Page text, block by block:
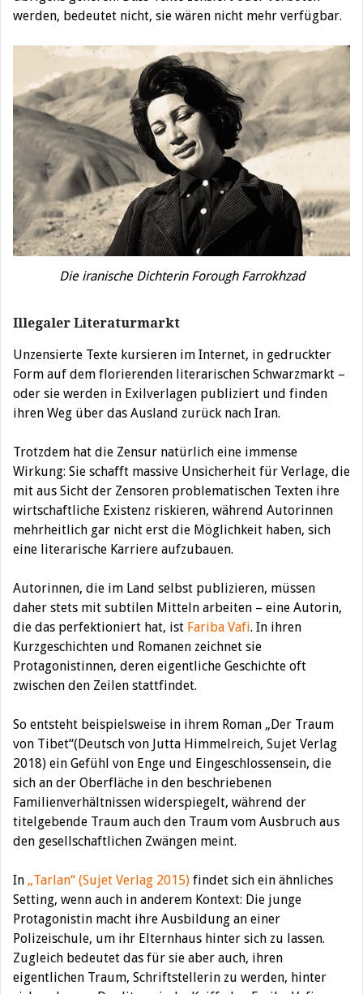
werden, bedeutet nicht, sie wären nicht mehr verfügbar.
Die iranische Dichterin Forough Farrokhzad
Illegaler Literaturmarkt
Unzensierte Texte kursieren im Internet, in gedruckter
Form auf dem florierenden literarischen Schwarzmarkt –
oder sie werden in Exilverlagen publiziert und finden
ihren Weg über das Ausland zurück nach Iran.
Trotzdem hat die Zensur natürlich eine immense
Wirkung: Sie schafft massive Unsicherheit für Verlage, die
mit aus Sicht der Zensoren problematischen Texten ihre
wirtschaftliche Existenz riskieren, während Autorinnen
mehrheitlich gar nicht erst die Möglichkeit haben, sich
eine literarische Karriere aufzubauen.
Autorinnen, die im Land selbst publizieren, müssen
daher stets mit subtilen Mitteln arbeiten – eine Autorin,
die das perfektioniert hat, ist Fariba Vafi. In ihren
Kurzgeschichten und Romanen zeichnet sie
Protagonistinnen, deren eigentliche Geschichte oft
zwischen den Zeilen stattfindet.
So entsteht beispielsweise in ihrem Roman „Der Traum
von Tibet“(Deutsch von Jutta Himmelreich, Sujet Verlag
2018) ein Gefühl von Enge und Eingeschlossensein, die
sich an der Oberfläche in den beschriebenen
Familienverhältnissen widerspiegelt, während der
titelgebende Traum auch den Traum vom Ausbruch aus
den gesellschaftlichen Zwängen meint.
In „Tarlan“ (Sujet Verlag 2015) findet sich ein ähnliches
Setting, wenn auch in anderem Kontext: Die junge
Protagonistin macht ihre Ausbildung an einer
Polizeischule, um ihr Elternhaus hinter sich zu lassen.
Zugleich bedeutet das für sie aber auch, ihren
eigentlichen Traum, Schriftstellerin zu werden, hinter